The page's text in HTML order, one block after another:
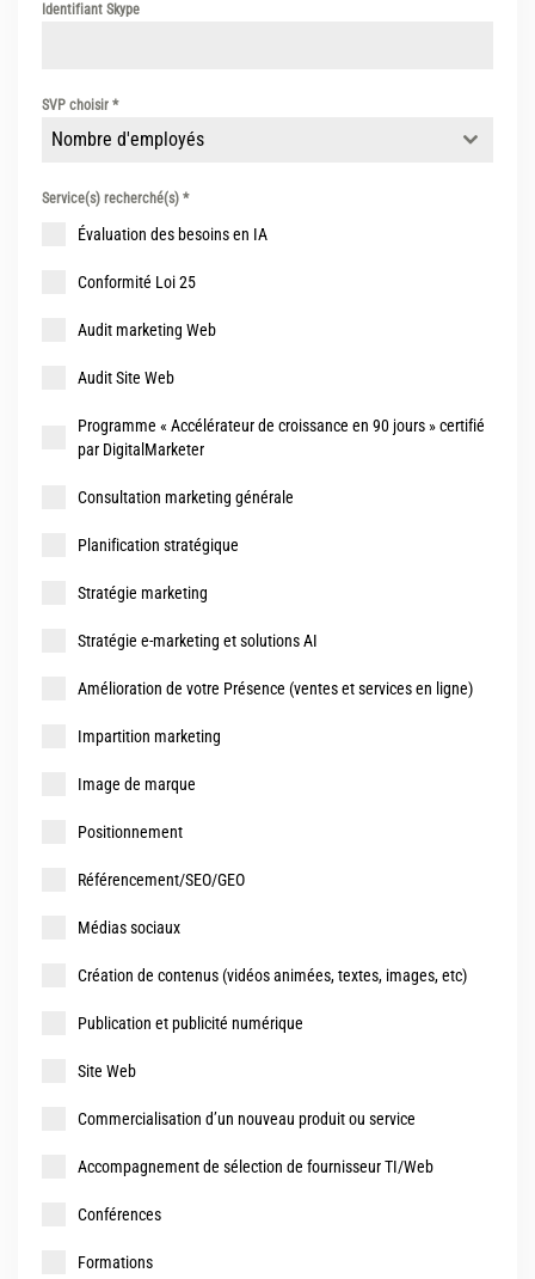
Identifiant Skype
SVP choisir *
Nombre d'employés
Service(s) recherché(s) *
Évaluation des besoins en IA
Conformité Loi 25
Audit marketing Web
Audit Site Web
Programme « Accélérateur de croissance en 90 jours » certifié
par DigitalMarketer
Consultation marketing générale
Planification stratégique
Stratégie marketing
Stratégie e-marketing et solutions AI
Amélioration de votre Présence (ventes et services en ligne)
Impartition marketing
Image de marque
Positionnement
Référencement/SEO/GEO
Médias sociaux
Création de contenus (vidéos animées, textes, images, etc)
Publication et publicité numérique
Site Web
Commercialisation d’un nouveau produit ou service
Accompagnement de sélection de fournisseur TI/Web
Conférences
Formations